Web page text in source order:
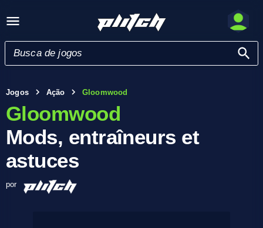
Jogos Ação Gloomwood
Gloomwood
Mods, entraîneurs et
astuces
por